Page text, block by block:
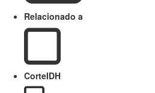
Relacionado a
CorteIDH